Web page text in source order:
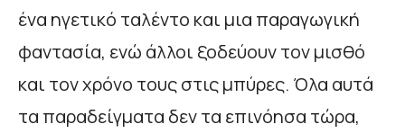
ένα ηγετικό ταλέντο και μια παραγωγική
φαντασία, ενώ άλλοι ξοδεύουν τον μισθό
και τον χρόνο τους στις μπύρες. Όλα αυτά
τα παραδείγματα δεν τα επινόησα τώρα,